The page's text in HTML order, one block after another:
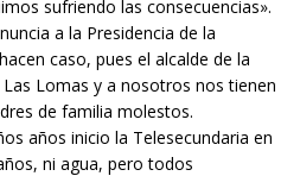
sufriendo las consecuencias».
a la Presidencia de la
caso, pues el alcalde de la
Lomas y a nosotros nos tienen
de familia molestos.
años inicio la Telesecundaria en
ni agua, pero todos